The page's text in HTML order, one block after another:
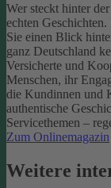
Wer steckt hinter
echten
Sie einen Blick
ganz Deutschland
Versicherte und
Menschen, ihr
die Kundinnen und
authentische
Servicethemen –
Zum Onlinemagazin
Weitere